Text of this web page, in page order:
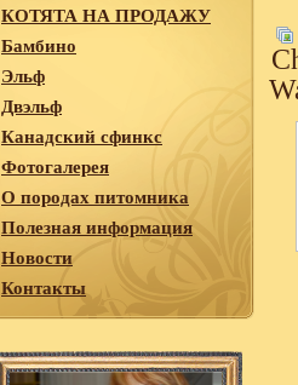
КОТЯТА НА ПРОДАЖУ
Бамбино
Эльф
Двэльф
Канадский сфинкс
Фотогалерея
О породах питомника
Полезная информация
Новости
Контакты